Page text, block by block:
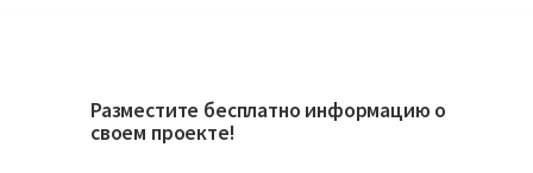
Разместите бесплатно информацию о
своем проекте!